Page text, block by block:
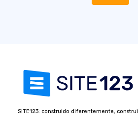
SITE123: construido diferentemente,